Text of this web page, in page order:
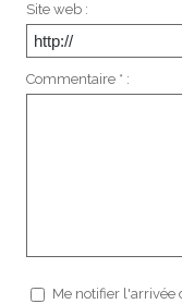
Site web :
Commentaire * :
Me notifier l'arrivée